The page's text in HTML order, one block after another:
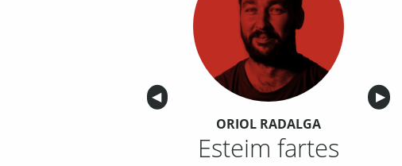
Anterior
◀︎ ▶︎
ORIOL RADALGA
Esteim fartes